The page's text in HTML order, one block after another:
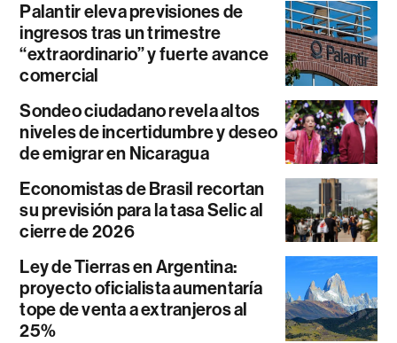
Palantir eleva previsiones de
ingresos tras un trimestre
“extraordinario” y fuerte avance
comercial
Sondeo ciudadano revela altos
niveles de incertidumbre y deseo
de emigrar en Nicaragua
Economistas de Brasil recortan
su previsión para la tasa Selic al
cierre de 2026
Ley de Tierras en Argentina:
proyecto oficialista aumentaría
tope de venta a extranjeros al
25%